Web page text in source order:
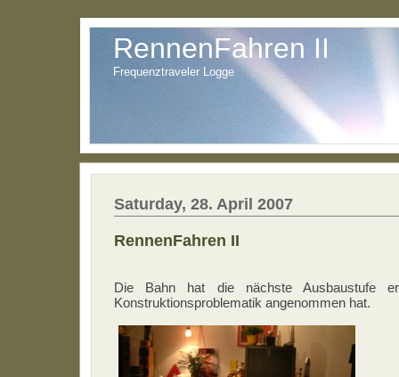
RennenFahren II
Frequenztraveler Logge
Saturday, 28. April 2007
RennenFahren II
Die Bahn hat die nächste Ausbaustufe
Konstruktionsproblematik angenommen hat.